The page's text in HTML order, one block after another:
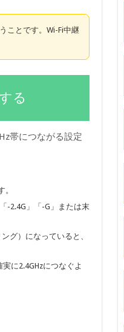
ことです。Wi-Fi中継
る
帯につながる設定
-2.4G」「-G」または末
グ）になっていると、
に2.4GHzにつなぐよ